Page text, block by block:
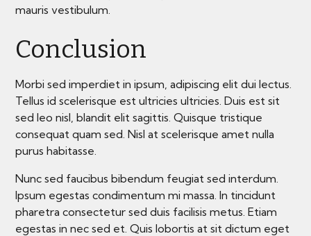
mauris vestibulum.
Conclusion
Morbi sed imperdiet in ipsum, adipiscing elit dui lectus.
Tellus id scelerisque est ultricies ultricies. Duis est sit
sed leo nisl, blandit elit sagittis. Quisque tristique
consequat quam sed. Nisl at scelerisque amet nulla
purus habitasse.
Nunc sed faucibus bibendum feugiat sed interdum.
Ipsum egestas condimentum mi massa. In tincidunt
pharetra consectetur sed duis facilisis metus. Etiam
egestas in nec sed et. Quis lobortis at sit dictum eget